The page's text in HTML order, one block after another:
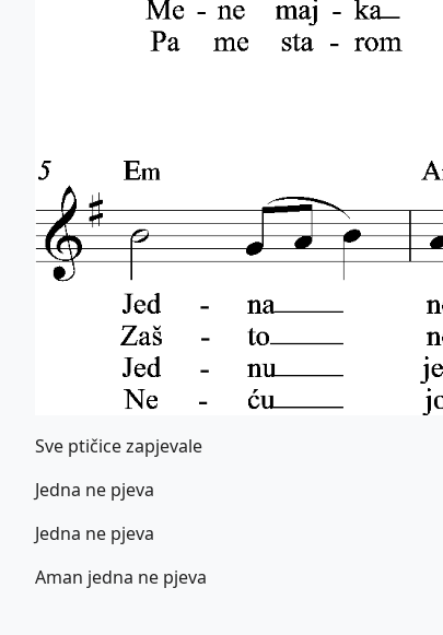
Sve ptičice zapjevale
Jedna ne pjeva
Jedna ne pjeva
Aman jedna ne pjeva